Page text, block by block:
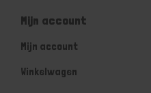
Mijn account
Mijn account
Winkelwagen